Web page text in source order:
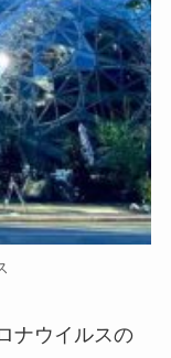
ナウイルスの